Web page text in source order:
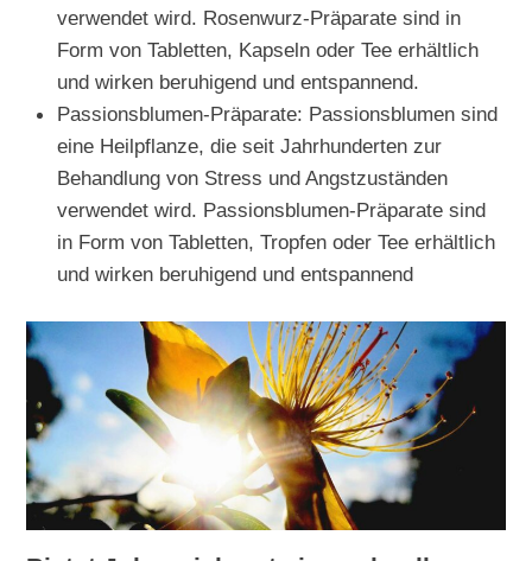
verwendet wird. Rosenwurz-Präparate sind in
Form von Tabletten, Kapseln oder Tee erhältlich
und wirken beruhigend und entspannend.
Passionsblumen-Präparate: Passionsblumen sind
eine Heilpflanze, die seit Jahrhunderten zur
Behandlung von Stress und Angstzuständen
verwendet wird. Passionsblumen-Präparate sind
in Form von Tabletten, Tropfen oder Tee erhältlich
und wirken beruhigend und entspannend